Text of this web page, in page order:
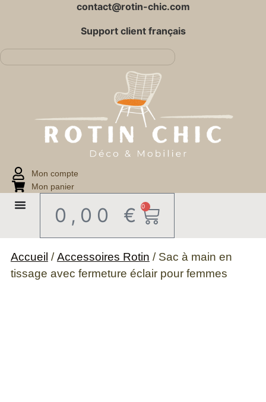
contact@rotin-chic.com
Support client français
Mon compte
Mon panier
0,00 €0
Accueil /Accessoires Rotin / Sac à main en
tissage avec fermeture éclair pour femmes